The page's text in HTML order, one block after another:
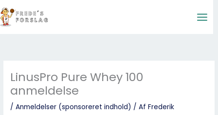
til
indholdet
LinusPro Pure Whey 100
anmeldelse
/Anmeldelser (sponsoreret indhold) / AfFrederik